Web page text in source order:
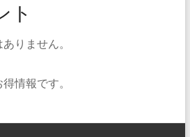
ト
りません。
情報です。